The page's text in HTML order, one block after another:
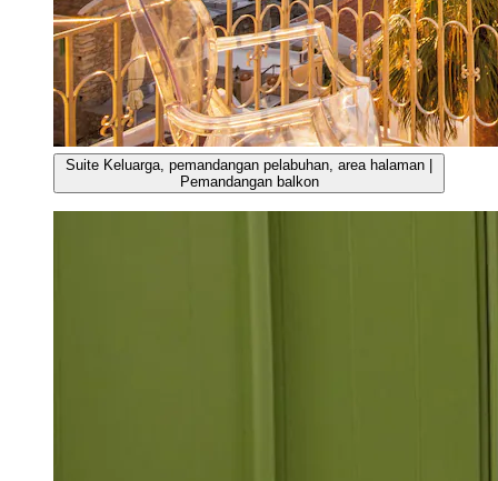
Suite Keluarga, pemandangan pelabuhan, area halaman |
Pemandangan balkon